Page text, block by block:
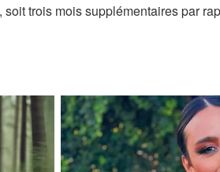
trois mois supplémentaires par